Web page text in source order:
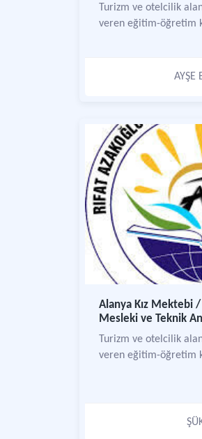
Turizm ve otelcilik
veren eğitim-öğretim
AYŞE
Alanya Kız Mektebi /
Mesleki ve Teknik
Turizm ve otelcilik
veren eğitim-öğretim